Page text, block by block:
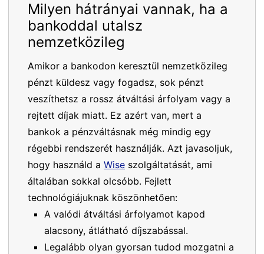
Milyen hátrányai vannak, ha a
bankoddal utalsz
nemzetközileg
Amikor a bankodon keresztül nemzetközileg
pénzt küldesz vagy fogadsz, sok pénzt
veszíthetsz a rossz átváltási árfolyam vagy a
rejtett díjak miatt. Ez azért van, mert a
bankok a pénzváltásnak még mindig egy
régebbi rendszerét használják. Azt javasoljuk,
hogy használd a Wise szolgáltatását, ami
általában sokkal olcsóbb. Fejlett
technológiájuknak köszönhetően:
A valódi átváltási árfolyamot kapod
alacsony, átlátható díjszabással.
Legalább olyan gyorsan tudod mozgatni a